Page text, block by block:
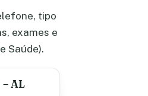
tipo
exames e
Saúde).
AL